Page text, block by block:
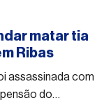
matar tia
Ribas
assassinada com
do